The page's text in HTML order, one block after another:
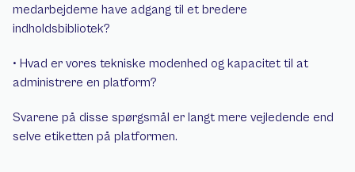
medarbejderne have adgang til et bredere
indholdsbibliotek?
• Hvad er vores tekniske modenhed og kapacitet til at
administrere en platform?
Svarene på disse spørgsmål er langt mere vejledende end
selve etiketten på platformen.